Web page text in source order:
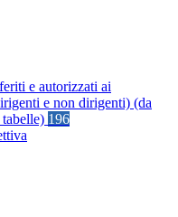
e autorizzati ai
e non dirigenti) (da
196